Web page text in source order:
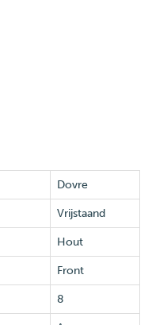
Dovre
Vrijstaand
Hout
Front
8